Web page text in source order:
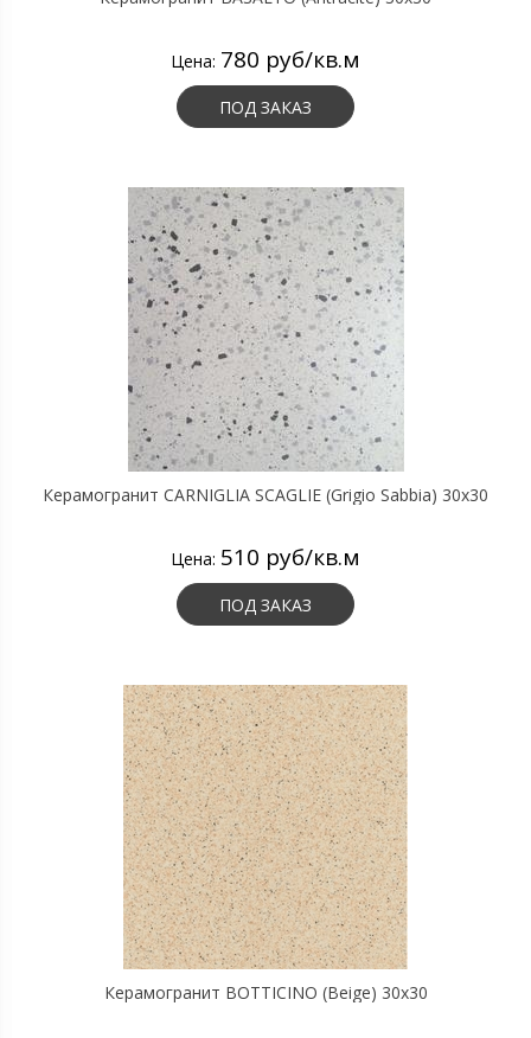
Цена: 780 руб/кв.м
ПОД ЗАКАЗ
Керамогранит CARNIGLIA SCAGLIE (Grigio Sabbia) 30х30
Цена: 510 руб/кв.м
ПОД ЗАКАЗ
Керамогранит BOTTICINO (Beige) 30х30